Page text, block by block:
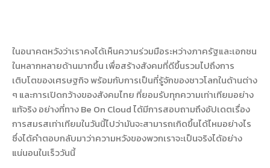
ในอนาคตหวังว่าเราคงได้เห็นความร่วมมือระหว่างภาครัฐและเอกชน
ในหลากหลายด้านมากขึ้น เพื่อสร้างสังคมที่ดีขึ้นรวมไปถึงการ
เติบโตของเศรษฐกิจ พร้อมกับการเป็นที่รู้จักของชาวโลกในด้านต่าง
ๆ และการเปิดกว้างของสังคมไทย ที่ยอมรับทุกความเท่าเทียมอย่าง
แท้จริง อย่างที่ทาง Be On Cloud ได้มีการสอบถามถึงอัปเดตเรื่อง
การสมรสเท่าเทียมในวันนี้ไปว่ามันจะสามารถเกิดขึ้นได้ไหมอย่างไร
ซึ่งได้คำตอบกลับมาว่าความหวังของพวกเราจะเป็นจริงได้อย่าง
แน่นอนในเร็ววันนี้